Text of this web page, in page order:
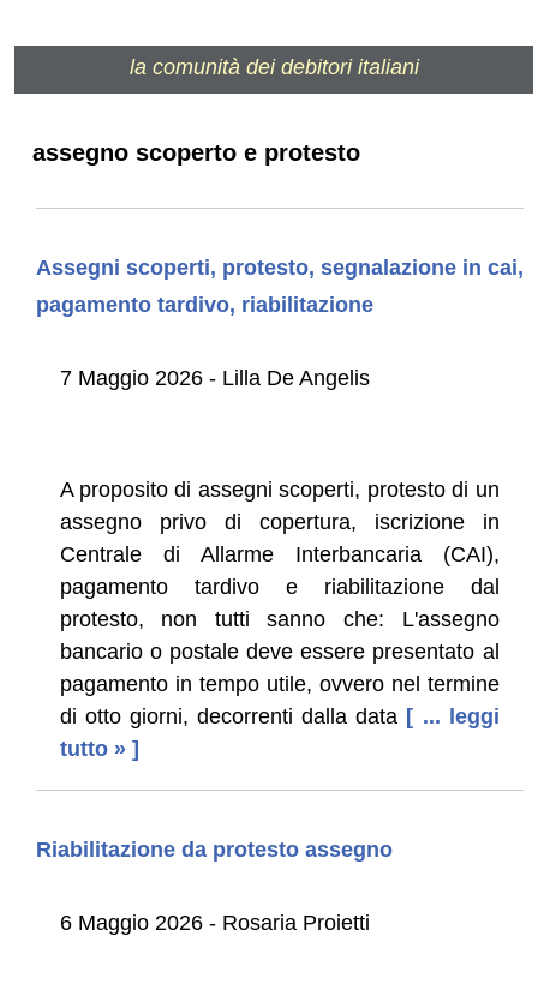
la comunità dei debitori italiani
assegno scoperto e protesto
Assegni scoperti, protesto, segnalazione in cai,
pagamento tardivo, riabilitazione
7 Maggio 2026 - Lilla De Angelis
A proposito di assegni scoperti, protesto di un
assegno privo di copertura, iscrizione in
Centrale di Allarme Interbancaria (CAI),
pagamento tardivo e riabilitazione dal
protesto, non tutti sanno che: L'assegno
bancario o postale deve essere presentato al
pagamento in tempo utile, ovvero nel termine
di otto giorni, decorrenti dalla data [ ... leggi
tutto » ]
Riabilitazione da protesto assegno
6 Maggio 2026 - Rosaria Proietti